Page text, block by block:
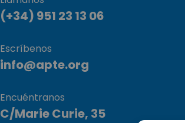
(+34) 951 23 13 06
Escríbenos
info@apte.org
Encuéntranos
C/Marie Curie, 35